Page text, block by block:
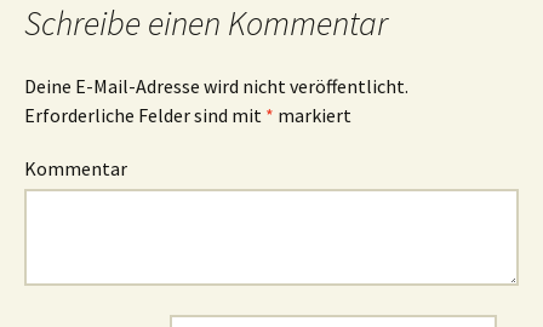
Schreibe einen Kommentar
Deine E-Mail-Adresse wird nicht veröffentlicht.
Erforderliche Felder sind mit * markiert
Kommentar